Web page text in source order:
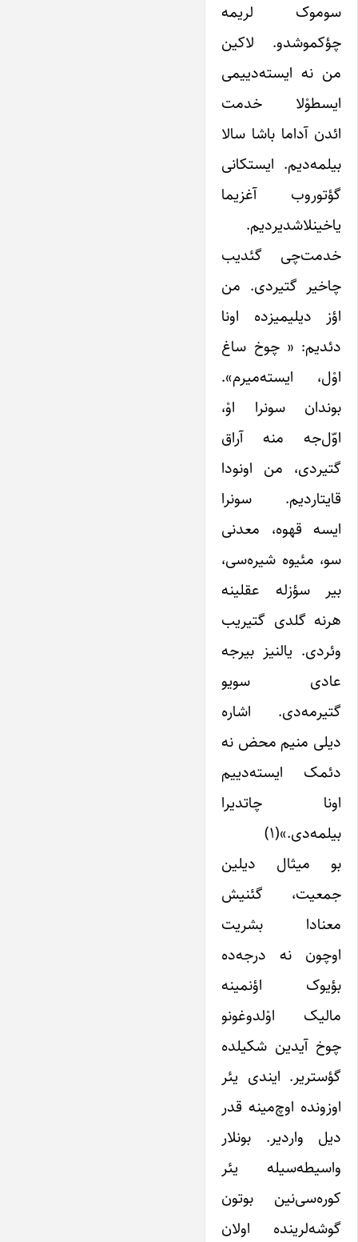
سوموک لریمه
چؤکموشدو. لاکین
من نه ایسته‌دییمی
ایسطوْلا خدمت
ائدن آداما باشا سالا
بیلمه‌دیم. ایستکانی
گؤتوروب آغزیما
یاخینلاشدیردیم.
خدمت‌چی گئدیب
چاخیر گتیردی. من
اؤز دیلیمیزده اونا
دئدیم: « چوخ ساغ
اوْل، ایسته‌میرم».
بوندان سونرا اوْ،
اوّل‌جه منه آراق
گتیردی، من اونودا
قایتاردیم. سونرا
ایسه قهوه، معدنی
سو، مئیوه شیره‌سی،
بیر سؤزله عقلینه
هرنه گلدی گتیریب
وئردی. یالنیز بیرجه
عادی سویو
گتیرمه‌دی. اشاره
دیلی منیم محض نه
دئمک ایسته‌دییم
اونا چاتدیرا
بیلمه‌دی.»(۱)
بو میثال دیلین
جمعیت، گئنیش
معنادا بشریت
اوچون نه درجه‌ده
بؤیوک اؤنمینه
مالیک اوْلدوغونو
چوخ آیدین شکیلده
گؤستریر. ایندی یئر
اوزونده اوچ‌مینه قد‌ر
دیل واردیر. بونلار
واسیطه‌سیله یئر
کوره‌سی‌نین بوتون
گوشه‌لرینده اولان